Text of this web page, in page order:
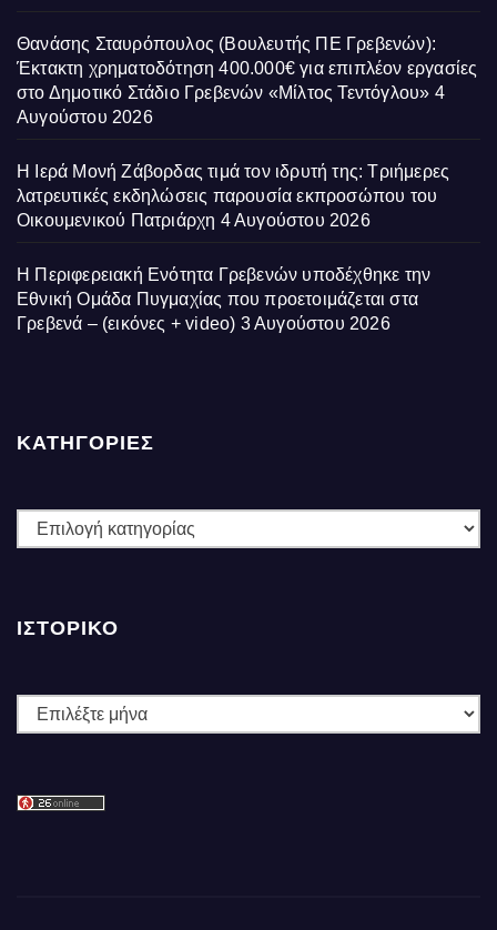
Θανάσης Σταυρόπουλος (Βουλευτής ΠΕ Γρεβενών):
Έκτακτη χρηματοδότηση 400.000€ για επιπλέον εργασίες
στο Δημοτικό Στάδιο Γρεβενών «Μίλτος Τεντόγλου» 4
Αυγούστου 2026
Η Ιερά Μονή Ζάβορδας τιμά τον ιδρυτή της: Τριήμερες
λατρευτικές εκδηλώσεις παρουσία εκπροσώπου του
Οικουμενικού Πατριάρχη 4 Αυγούστου 2026
Η Περιφερειακή Ενότητα Γρεβενών υποδέχθηκε την
Εθνική Ομάδα Πυγμαχίας που προετοιμάζεται στα
Γρεβενά – (εικόνες + video) 3 Αυγούστου 2026
ΚΑΤΗΓΟΡΙΕΣ
ΚΑΤΗΓΟΡΙΕΣ
ΙΣΤΟΡΙΚΌ
Ιστορικό